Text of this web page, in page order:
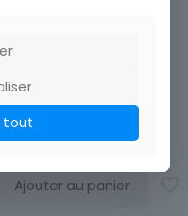
vos achats en visitant ma
frais de port. Attendez
nous ayons calculé les
frais de port
3,50€
Ajouter au panier
tout